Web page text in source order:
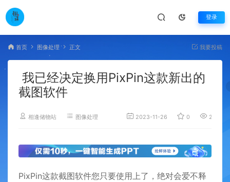
登录
首页 图像处理 正文 我要投稿
我已经决定换用PixPin这款新出的
截图软件
相逢储物站 图像处理 2023-11-26 0 2,943
PixPin这款截图软件您只要使用上了，绝对会爱不释